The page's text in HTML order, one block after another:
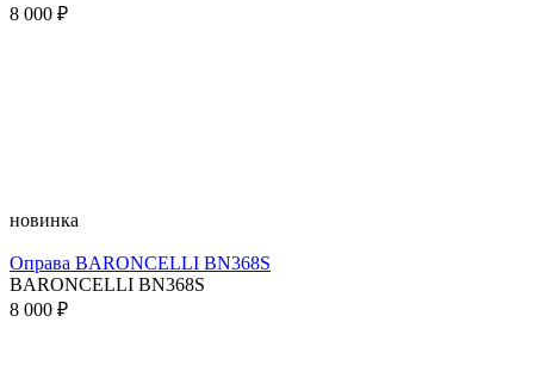
8 000 ₽
новинка
Оправа BARONCELLI BN368S
BARONCELLI BN368S
8 000 ₽